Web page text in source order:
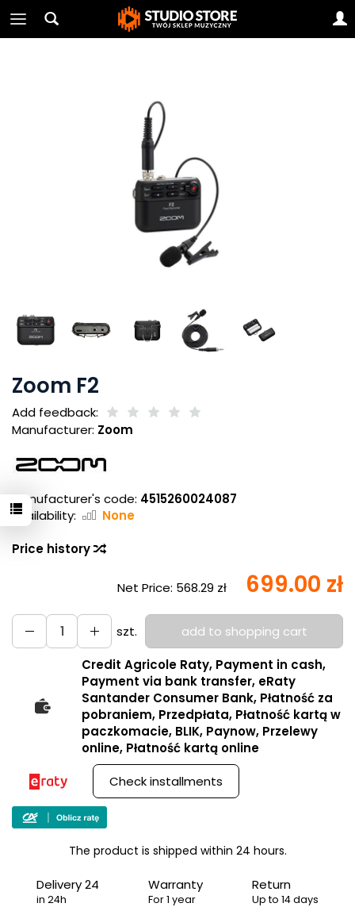
Zoom F2
Add feedback:
Manufacturer: Zoom
Manufacturer's code: 4515260024087
Availability:
None
Price history
Net Price: 568.29 zł 699.00 zł
szt.
add to shopping cart
Credit Agricole Raty, Payment in cash,
Payment via bank transfer, eRaty
Santander Consumer Bank, Płatność za
pobraniem, Przedpłata, Płatność kartą w
paczkomacie, BLIK, Paynow, Przelewy
online, Płatność kartą online
Check installments
The product is shipped within 24 hours.
Delivery 24
in 24h
Warranty
For 1 year
Return
Up to 14 days